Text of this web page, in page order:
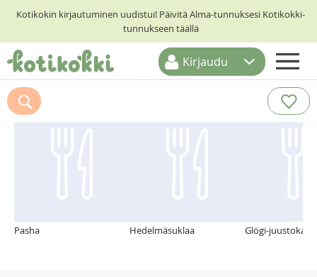
Kotikokin kirjautuminen uudistui! Päivitä Alma-tunnuksesi Kotikokki-
tunnukseen täällä
ETUSIVU
RESEPTIHAKU
Kirjaudu
Suosittelemme myös
Pasha Hedelmäsuklaa Glögi-